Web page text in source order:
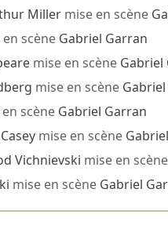
Millermise en scène
scène Gabriel Garran
mise en scène Gabriel
mise en scène
scène Gabriel Garran
mise en scène
Vichnievski mise en scène
mise en scène Gabriel